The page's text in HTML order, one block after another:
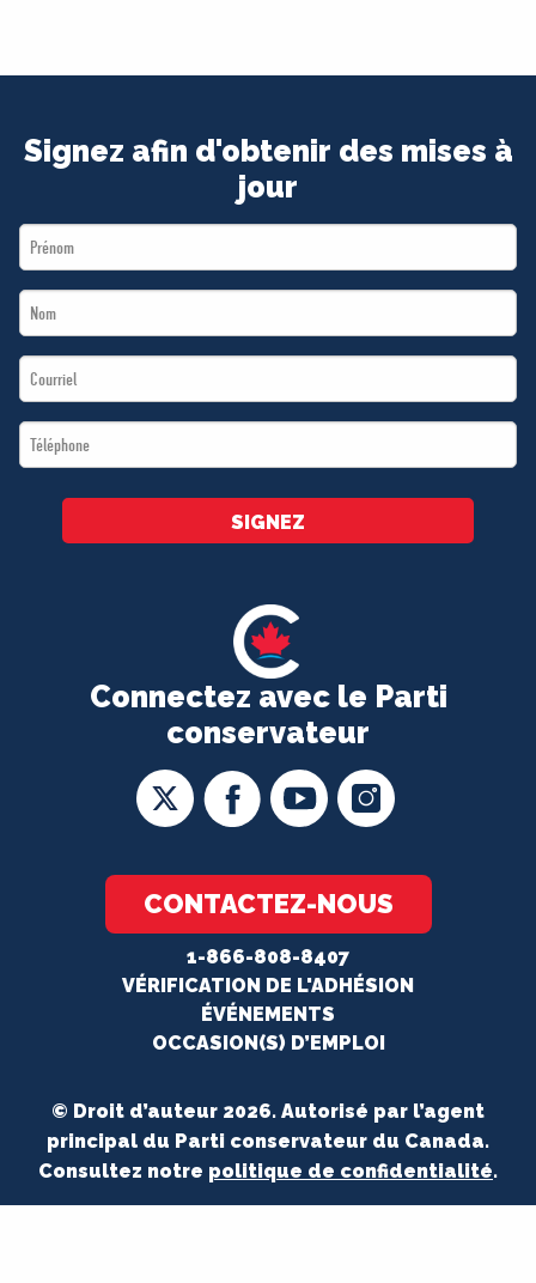
Connectez avec le Parti
conservateur
CONTACTEZ-NOUS
1-866-808-8407
VÉRIFICATION DE L'ADHÉSION
ÉVÉNEMENTS
OCCASION(S) D’EMPLOI
Signez afin d'obtenir des mises à
jour
First
Name
Last
Name
Email
*
Téléphone
*
SIGNEZ
© Droit d’auteur 2026. Autorisé par l’agent
principal du Parti conservateur du Canada.
Consultez notre politique de confidentialité.